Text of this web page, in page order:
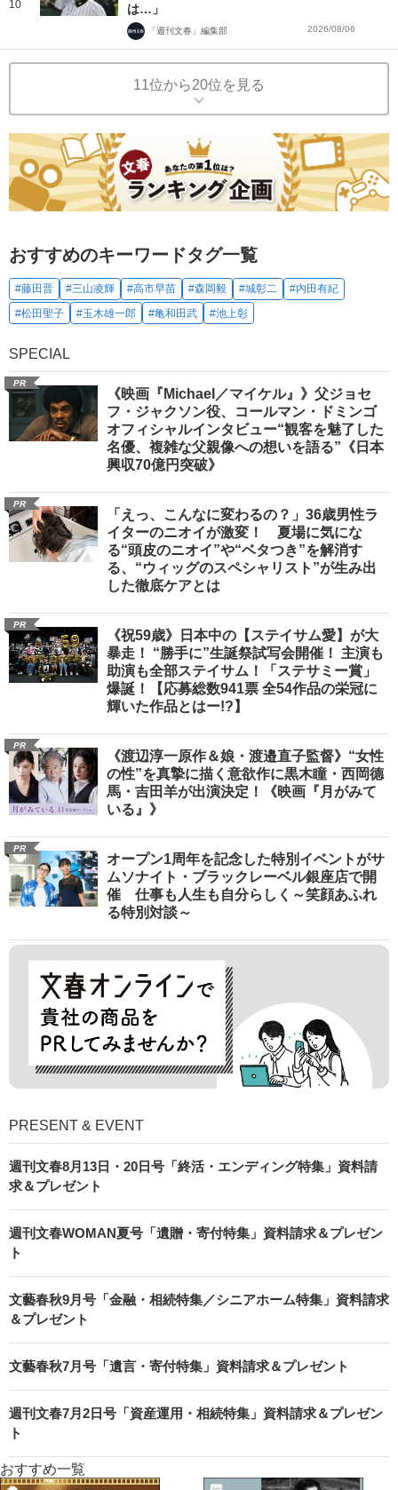
10 は…」
「週刊文春」編集部 2026/08/06
11位から20位を見る
おすすめのキーワードタグ一覧
#藤田晋 #三山凌輝 #高市早苗 #森岡毅 #城彰二
#内田有紀
#松田聖子
#玉木雄一郎 #亀和田武 #池上彰
SPECIAL
PR
《映画『Michael／マイケル』》父ジョセ
フ・ジャクソン役、コールマン・ドミンゴ
オフィシャルインタビュー“観客を魅了した
名優、複雑な父親像への想いを語る”《日本
興収70億円突破》
PR
「えっ、こんなに変わるの？」36歳男性ラ
イターのニオイが激変！ 夏場に気にな
る“頭皮のニオイ”や“ベタつき”を解消す
る、“ウィッグのスペシャリスト”が生み出
した徹底ケアとは
PR
《祝59歳》日本中の【ステイサム愛】が大
暴走！ “勝手に”生誕祭試写会開催！ 主演も
助演も全部ステイサム！「ステサミー賞」
爆誕！【応募総数941票 全54作品の栄冠に
輝いた作品とはー!?】
PR
《渡辺淳一原作＆娘・渡邉直子監督》“女性
の性”を真摯に描く意欲作に黒木瞳・西岡德
馬・吉田羊が出演決定！《映画『月がみて
いる』》
PR
オープン1周年を記念した特別イベントがサ
ムソナイト・ブラックレーベル銀座店で開
催 仕事も人生も自分らしく～笑顔あふれ
る特別対談～
PRESENT & EVENT
週刊文春8月13日・20日号「終活・エンディング特集」資料請
求＆プレゼント
週刊文春WOMAN夏号「遺贈・寄付特集」資料請求＆プレゼン
ト
文藝春秋9月号「金融・相続特集／シニアホーム特集」資料請求
＆プレゼント
文藝春秋7月号「遺言・寄付特集」資料請求＆プレゼント
週刊文春7月2日号「資産運用・相続特集」資料請求＆プレゼン
ト
おすすめ一覧